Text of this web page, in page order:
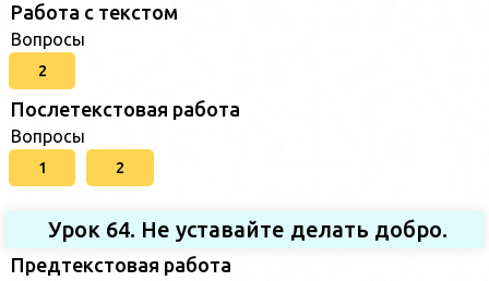
Работа с текстом
Вопросы
2
Послетекстовая работа
Вопросы
1 2
Урок 64. Не уставайте делать добро.
Предтекстовая работа